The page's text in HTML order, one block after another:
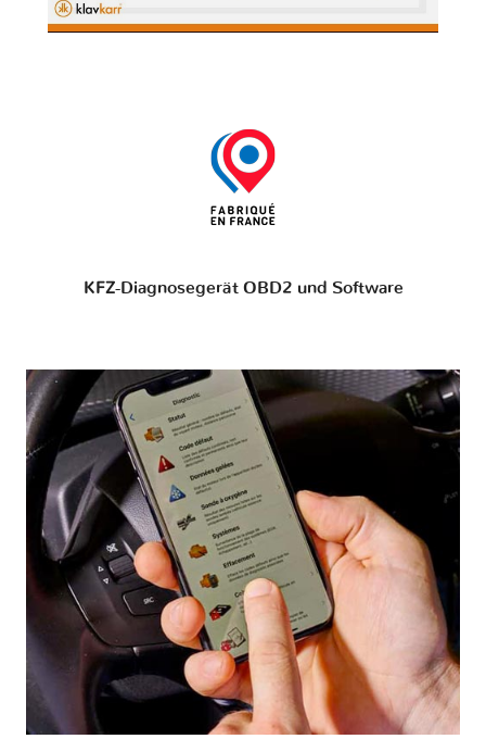
KFZ-Diagnosegerät OBD2 und Software